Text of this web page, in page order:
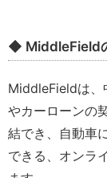
◆ MiddleField
MiddleFieldは、
やカーローンの
結でき、自動車
できる、オンラ